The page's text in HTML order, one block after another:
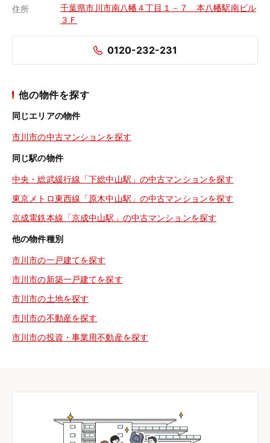
住所
千葉県市川市南八幡４丁目１－７ 本八幡駅南ビル
３Ｆ
0120-232-231
他の物件を探す
同じエリアの物件
市川市の中古マンションを探す
同じ駅の物件
中央・総武緩行線「下総中山駅」の中古マンションを探す
東京メトロ東西線「原木中山駅」の中古マンションを探す
京成電鉄本線「京成中山駅」の中古マンションを探す
他の物件種別
市川市の一戸建てを探す
市川市の新築一戸建てを探す
市川市の土地を探す
市川市の不動産を探す
市川市の投資・事業用不動産を探す